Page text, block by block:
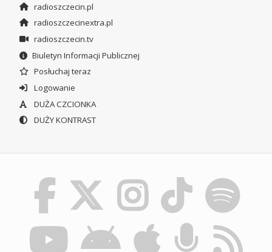
radioszczecin.pl
radioszczecinextra.pl
radioszczecin.tv
Biuletyn Informacji Publicznej
Posłuchaj teraz
Logowanie
DUŻA CZCIONKA
DUŻY KONTRAST